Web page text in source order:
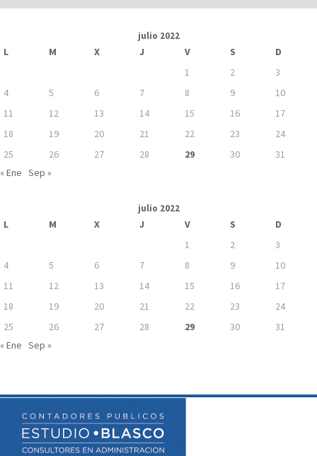
julio 2022
L M X J V S
D
1
2
3
4
5 6 7 8 9
10
11
12 13 14 15 16
17
18
19 20 21 22 23
24
25
26 27 28 29 30
31
« Ene Sep »
julio 2022
L M X J V S
D
1
2
3
4
5 6 7 8 9
10
11
12 13 14 15 16
17
18
19 20 21 22 23
24
25
26 27 28 29 30
31
« Ene Sep »